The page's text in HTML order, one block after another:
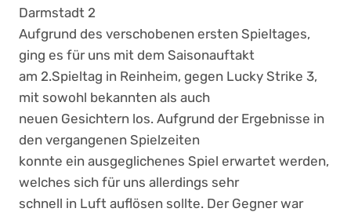
Darmstadt 2
Aufgrund des verschobenen ersten Spieltages,
ging es für uns mit dem Saisonauftakt
am 2.Spieltag in Reinheim, gegen Lucky Strike 3,
mit sowohl bekannten als auch
neuen Gesichtern los. Aufgrund der Ergebnisse in
den vergangenen Spielzeiten
konnte ein ausgeglichenes Spiel erwartet werden,
welches sich für uns allerdings sehr
schnell in Luft auflösen sollte. Der Gegner war